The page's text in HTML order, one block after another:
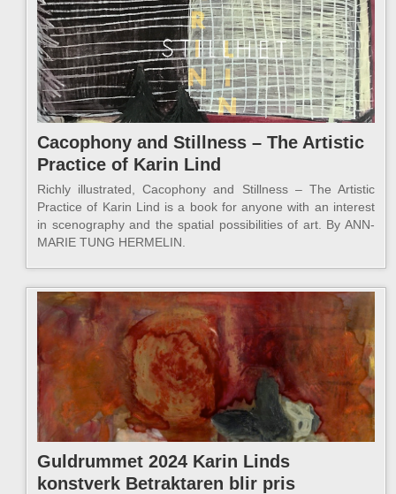
Cacophony and Stillness – The Artistic
Practice of Karin Lind
Richly illustrated, Cacophony and Stillness – The Artistic
Practice of Karin Lind is a book for anyone with an interest
in scenography and the spatial possibilities of art. By ANN-
MARIE TUNG HERMELIN.
Guldrummet 2024 Karin Linds
konstverk Betraktaren blir pris